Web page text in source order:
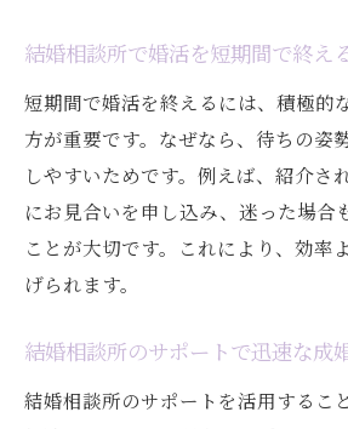
結婚相談所で婚活を短期間で終え
短期間で婚活を終えるには、積極的
方が重要です。なぜなら、待ちの姿
しやすいためです。例えば、紹介さ
にお見合いを申し込み、迷った場合
ことが大切です。これにより、効率
げられます。
結婚相談所のサポートで迅速な成
結婚相談所のサポートを活用するこ